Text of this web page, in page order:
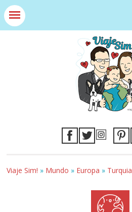
Viaje Sim! » Mundo » Europa » Turquia